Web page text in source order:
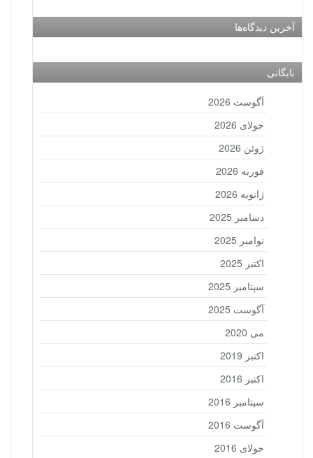
آخرین دیدگاه‌ها
بایگانی
آگوست 2026
جولای 2026
ژوئن 2026
فوریه 2026
ژانویه 2026
دسامبر 2025
نوامبر 2025
اکتبر 2025
سپتامبر 2025
آگوست 2025
می 2020
اکتبر 2019
اکتبر 2016
سپتامبر 2016
آگوست 2016
جولای 2016